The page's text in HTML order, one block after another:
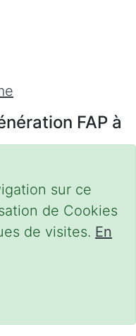
sur ce
de Cookies
de visites. En
FAP à
la Belgique dans
, Brabant Flamand
, Anvers ,